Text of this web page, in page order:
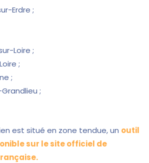
Erdre ;
Loire ;
;
;
;
est situé en zone tendue, un outil
sur le site officiel de